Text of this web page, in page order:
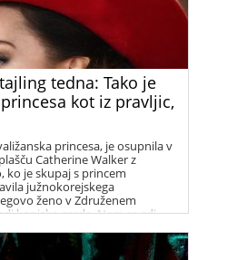
tedna: Tako je
kot iz pravljic,
princesa, je osupnila v
Catherine Walker z
ko je skupaj s princem
južnokorejskega
ženo v Združenem
konjske garde. Nam se zdi